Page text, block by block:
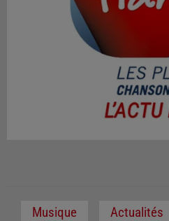
Musique Actualités